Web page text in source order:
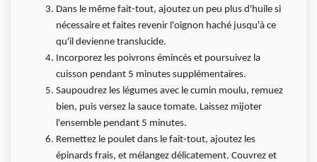
Dans le même fait-tout, ajoutez un peu plus d'huile si
nécessaire et faites revenir l'oignon haché jusqu'à ce
qu'il devienne translucide.
Incorporez les poivrons émincés et poursuivez la
cuisson pendant 5 minutes supplémentaires.
Saupoudrez les légumes avec le cumin moulu, remuez
bien, puis versez la sauce tomate. Laissez mijoter
l'ensemble pendant 5 minutes.
Remettez le poulet dans le fait-tout, ajoutez les
épinards frais, et mélangez délicatement. Couvrez et